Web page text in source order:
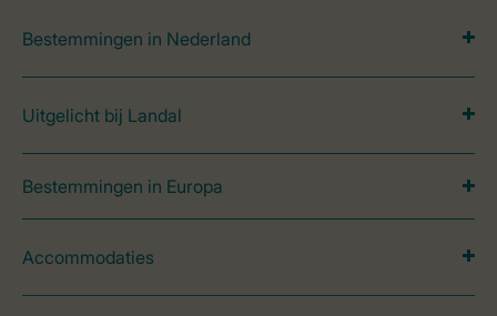
Bestemmingen in Nederland
Uitgelicht bij Landal
Bestemmingen in Europa
Accommodaties